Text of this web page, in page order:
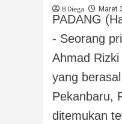
B Diega Maret
PADANG
- Seorang
Ahmad
yang
Pekanbaru,
ditemukan